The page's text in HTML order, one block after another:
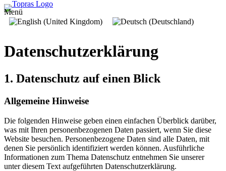
Menü
Datenschutz­erklärung
1. Datenschutz auf einen Blick
Allgemeine Hinweise
Die folgenden Hinweise geben einen einfachen Überblick darüber,
was mit Ihren personenbezogenen Daten passiert, wenn Sie diese
Website besuchen. Personenbezogene Daten sind alle Daten, mit
denen Sie persönlich identifiziert werden können. Ausführliche
Informationen zum Thema Datenschutz entnehmen Sie unserer
unter diesem Text aufgeführten Datenschutzerklärung.